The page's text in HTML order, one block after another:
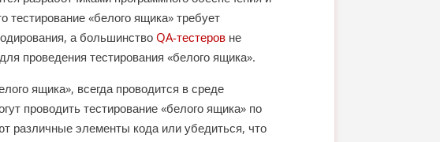
«белого ящика» требует
а большинство QA-тестеров не
проведения тестирования «белого ящика».
ящика», всегда проводится в среде
проводить тестирование «белого ящика» по
различные элементы кода или убедиться, что